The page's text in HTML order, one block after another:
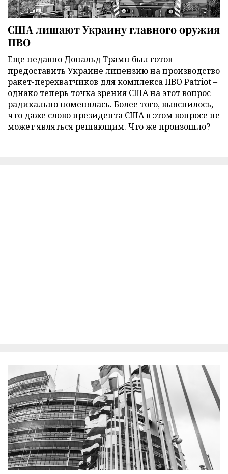
США лишают Украину главного оружия
ПВО
Еще недавно Дональд Трамп был готов
предоставить Украине лицензию на производство
ракет-перехватчиков для комплекса ПВО Patriot –
однако теперь точка зрения США на этот вопрос
радикально поменялась. Более того, выяснилось,
что даже слово президента США в этом вопросе не
может являться решающим. Что же произошло?